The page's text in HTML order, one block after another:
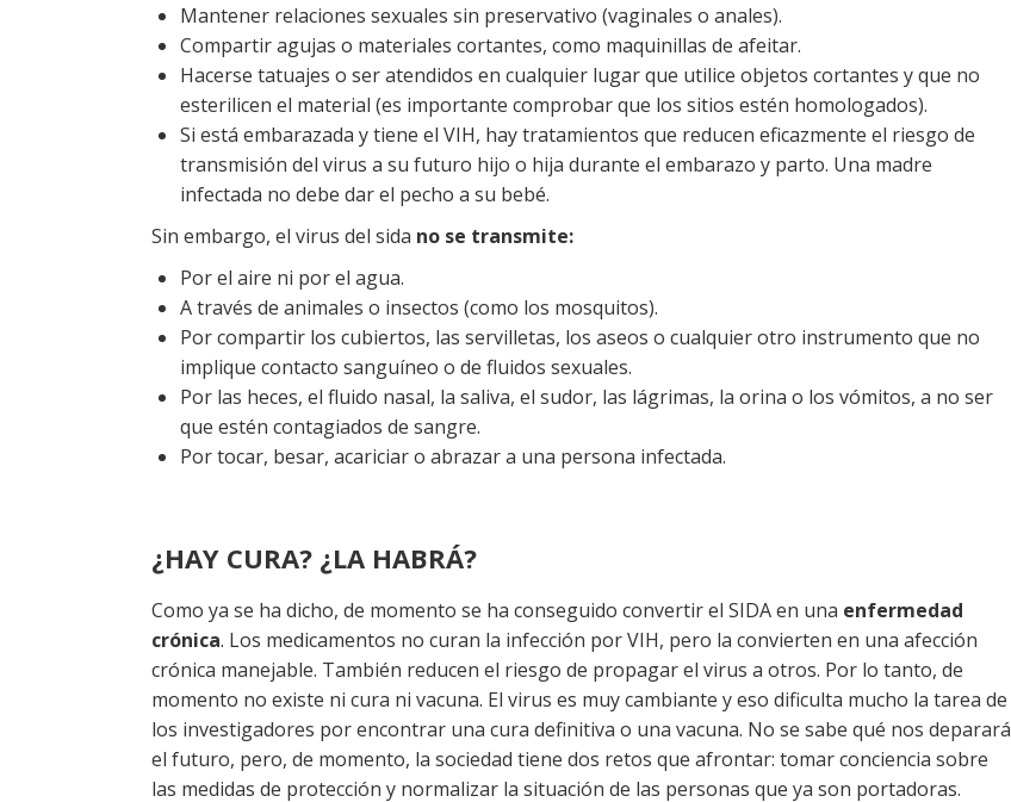
Mantener relaciones sexuales sin preservativo (vaginales o anales).
Compartir agujas o materiales cortantes, como maquinillas de afeitar.
Hacerse tatuajes o ser atendidos en cualquier lugar que utilice objetos cortantes y que no
esterilicen el material (es importante comprobar que los sitios estén homologados).
Si está embarazada y tiene el VIH, hay tratamientos que reducen eficazmente el riesgo de
transmisión del virus a su futuro hijo o hija durante el embarazo y parto. Una madre
infectada no debe dar el pecho a su bebé.
Sin embargo, el virus del sida no se transmite:
Por el aire ni por el agua.
A través de animales o insectos (como los mosquitos).
Por compartir los cubiertos, las servilletas, los aseos o cualquier otro instrumento que no
implique contacto sanguíneo o de fluidos sexuales.
Por las heces, el fluido nasal, la saliva, el sudor, las lágrimas, la orina o los vómitos, a no ser
que estén contagiados de sangre.
Por tocar, besar, acariciar o abrazar a una persona infectada.
¿HAY CURA? ¿LA HABRÁ?
Como ya se ha dicho, de momento se ha conseguido convertir el SIDA en una enfermedad
crónica. Los medicamentos no curan la infección por VIH, pero la convierten en una afección
crónica manejable. También reducen el riesgo de propagar el virus a otros. Por lo tanto, de
momento no existe ni cura ni vacuna. El virus es muy cambiante y eso dificulta mucho la tarea de
los investigadores por encontrar una cura definitiva o una vacuna. No se sabe qué nos deparará
el futuro, pero, de momento, la sociedad tiene dos retos que afrontar: tomar conciencia sobre
las medidas de protección y normalizar la situación de las personas que ya son portadoras.